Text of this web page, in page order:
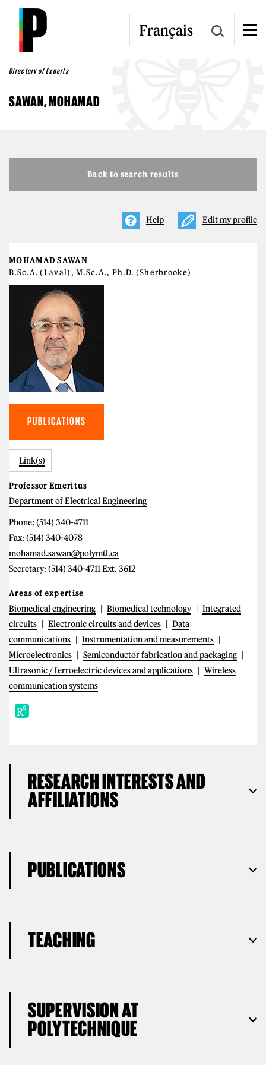
Skip to main content
Français
Directory of Experts
SAWAN, MOHAMAD
Back to search results
Edit my profile
Help
MOHAMAD SAWAN
B.Sc.A. (Laval), M.Sc.A., Ph.D. (Sherbrooke)
PUBLICATIONS
Link(s)
Professor Emeritus
Department of Electrical Engineering
Phone: (514) 340-4711
Fax: (514) 340-4078
mohamad.sawan@polymtl.ca
Secretary: (514) 340-4711 Ext. 3612
Areas of expertise
Biomedical engineering Biomedical technology
Integrated
circuits
Electronic circuits and devices
Data
communications
Instrumentation and measurements
Microelectronics
Semiconductor fabrication and packaging
Ultrasonic / ferroelectric devices and applications
Wireless
communication systems
RESEARCH INTERESTS AND
AFFILIATIONS
PUBLICATIONS
TEACHING
SUPERVISION AT
POLYTECHNIQUE